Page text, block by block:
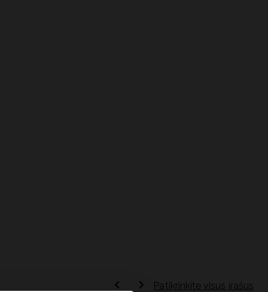
Patikrinkite visus įrašus